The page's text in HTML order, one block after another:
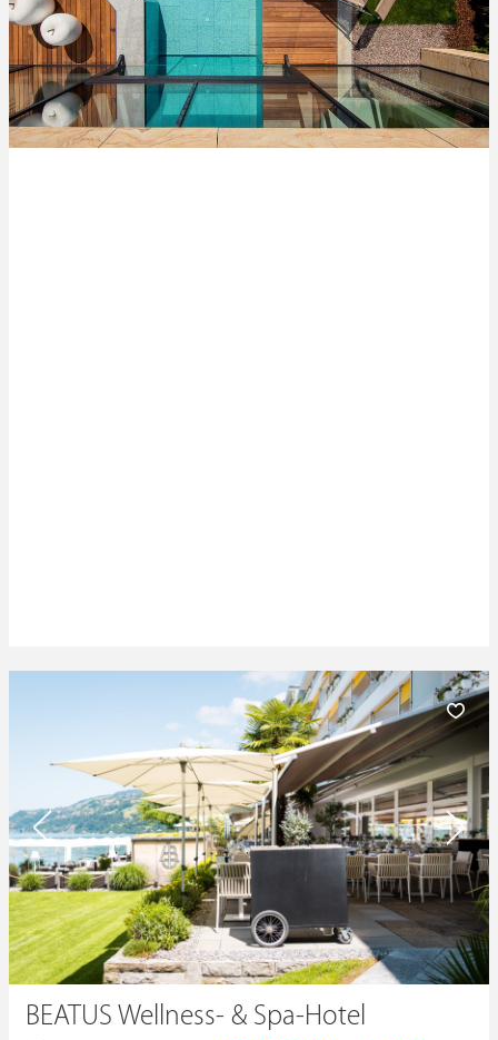
BEATUS Wellness- & Spa-Hotel